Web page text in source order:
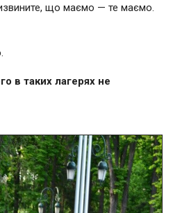
що маємо — те маємо.
в таких лагерях не